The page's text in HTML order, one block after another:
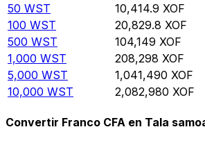
50 WST 10,414.9 XOF
100 WST 20,829.8 XOF
500 WST 104,149 XOF
1,000 WST 208,298 XOF
5,000 WST 1,041,490 XOF
10,000 WST 2,082,980 XOF
Convertir Franco CFA en Tala